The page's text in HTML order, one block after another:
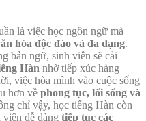
là việc học ngôn ngữ mà
hóa độc đáo và đa dạng.
bản ngữ, sinh viên sẽ cải
Hàn nhờ tiếp xúc hàng
việc hòa mình vào cuộc sống
hơn về phong tục, lối sống và
chỉ vậy, học tiếng Hàn còn
dễ dàng tiếp tục các